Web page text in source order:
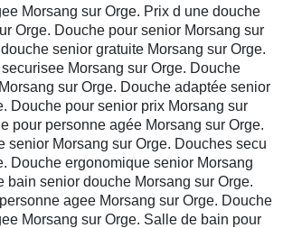
Morsang sur Orge. Prix d une douche
Orge. Douche pour senior Morsang sur
senior gratuite Morsang sur Orge.
Morsang sur Orge. Douche
sur Orge. Douche adaptée senior
Douche pour senior prix Morsang sur
pour personne agée Morsang sur Orge.
senior Morsang sur Orge. Douches secu
Douche ergonomique senior Morsang
bain senior douche Morsang sur Orge.
agee Morsang sur Orge. Douche
Morsang sur Orge. Salle de bain pour